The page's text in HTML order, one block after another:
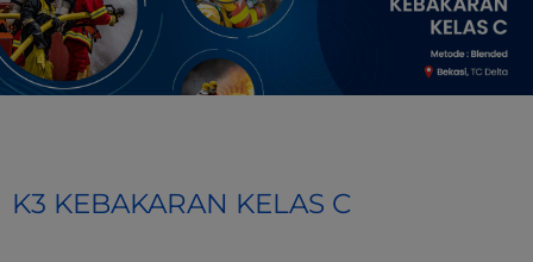
K3 KEBAKARAN KELAS C